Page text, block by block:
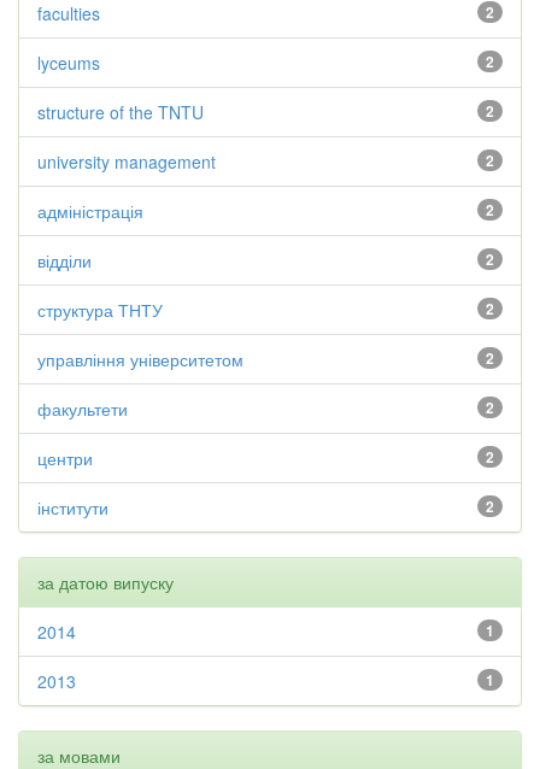
2
faculties
2
lyceums
2
structure of the TNTU
2
university management
2
адміністрація
2
відділи
2
структура ТНТУ
2
управління університетом
2
факультети
2
центри
2
інститути
за датою випуску
1
2014
1
2013
за мовами